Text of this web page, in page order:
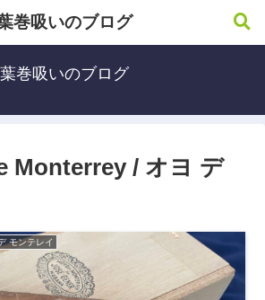
葉巻吸いのブログ
Monterrey / オヨ デ
モンテレイ
巻吸いのブログ